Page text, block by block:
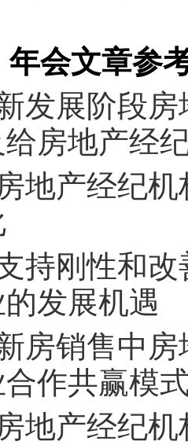
年会文章参
新发展阶段
房地产经
房地产经纪
支持刚性和
发展机遇
新房销售中
作共赢模
房地产经纪